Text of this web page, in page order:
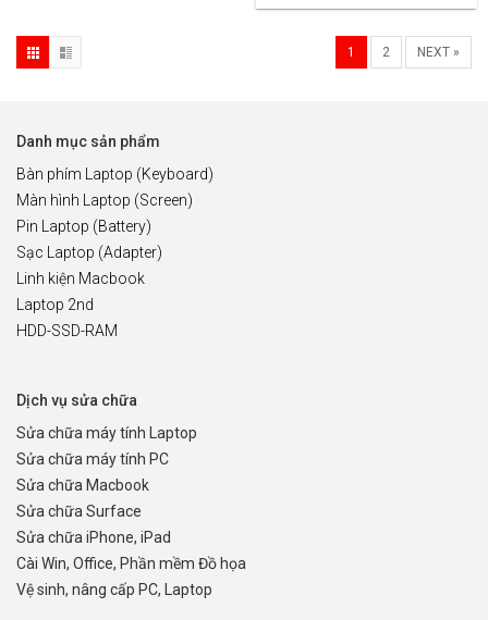
1 2 NEXT »
Danh mục sản phẩm
Bàn phím Laptop (Keyboard)
Màn hình Laptop (Screen)
Pin Laptop (Battery)
Sạc Laptop (Adapter)
Linh kiện Macbook
Laptop 2nd
HDD-SSD-RAM
Dịch vụ sửa chữa
Sửa chữa máy tính Laptop
Sửa chữa máy tính PC
Sửa chữa Macbook
Sửa chữa Surface
Sửa chữa iPhone, iPad
Cài Win, Office, Phần mềm Đồ họa
Vệ sinh, nâng cấp PC, Laptop